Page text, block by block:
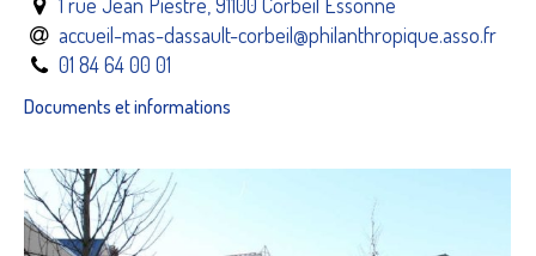
1 rue Jean Piestre, 91100 Corbeil Essonne
accueil-mas-dassault-corbeil@philanthropique.asso.fr
01 84 64 00 01
Documents et informations